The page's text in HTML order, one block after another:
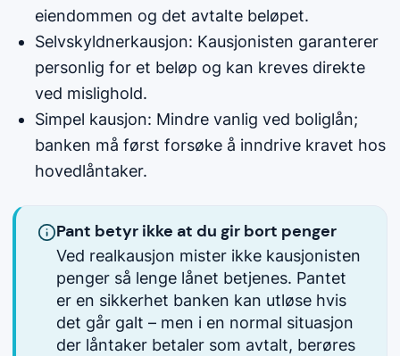
eiendommen og det avtalte beløpet.
Selvskyldnerkausjon: Kausjonisten garanterer
personlig for et beløp og kan kreves direkte
ved mislighold.
Simpel kausjon: Mindre vanlig ved boliglån;
banken må først forsøke å inndrive kravet hos
hovedlåntaker.
Pant betyr ikke at du gir bort penger
Ved realkausjon mister ikke kausjonisten
penger så lenge lånet betjenes. Pantet
er en sikkerhet banken kan utløse hvis
det går galt – men i en normal situasjon
der låntaker betaler som avtalt, berøres